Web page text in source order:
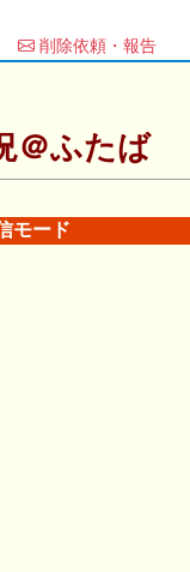
削除依頼・報告